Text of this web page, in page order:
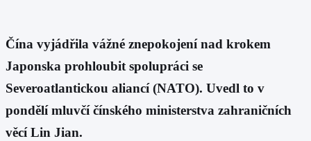
Čína vyjádřila vážné znepokojení nad krokem
Japonska prohloubit spolupráci se
Severoatlantickou aliancí (NATO). Uvedl to v
pondělí mluvčí čínského ministerstva zahraničních
věcí Lin Jian.